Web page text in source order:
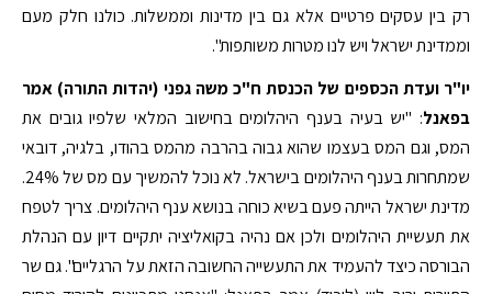
רק בין עסקים פרטיים אלא גם בין מדינות וממשלות. כולנו חלק מעם
וממדינת ישראל ויש לנו מטרות משותפות".
יו"ר ועדת הכספים של הכנסת ח"כ משה גפני (יהדות התורה) אמר
בפאנל: "יש בעיה בענף היהלומים בחישוב המלאי שלפיו גובים את
המס, וגם המס בעצמו שהוא גבוה בהרבה מהמס בהודו, בלגיה, דובאי
שמתחרות בענף היהלומים בישראל. לא נוכל להמשיך עם מס של 24%.
מדינת ישראל הייתה פעם בשיא כוחה בנושא ענף היהלומים. צריך לטפח
את תעשיית היהלומים ולכן אם נהיה בקואליציה יתקיים דיון עם הנהלת
הבורסה כיצד להעמיד את התעשייה החשובה הזאת על הרגליים". גם שר